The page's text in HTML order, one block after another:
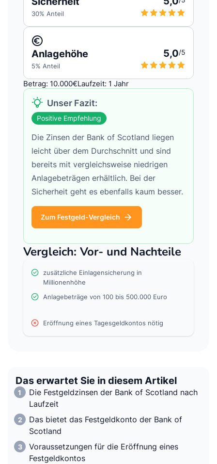
30% Anteil
Anlagehöhe 5,0/5
5% Anteil
Betrag: 10.000€Laufzeit: 1 Jahr
Unser Fazit:
Positive Empfehlung
Die Zinsen der Bank of Scotland liegen
leicht über dem Durchschnitt und sind
bereits mit vergleichsweise niedrigen
Anlagebeträgen erhältlich. Bei der
Sicherheit geht es ebenfalls kaum besser.
Zum Festgeld-Vergleich
Vergleich: Vor- und Nachteile
zusätzliche Einlagensicherung in
Millionenhöhe
Anlagebeträge von 100 bis 500.000 Euro
Eröffnung eines Tagesgeldkontos nötig
Das erwartet Sie in diesem Artikel
Die Festgeldzinsen der Bank of Scotland nach
Laufzeit
Das bietet das Festgeldkonto der Bank of
Scotland
Voraussetzungen für die Eröffnung eines
Festgeldkontos